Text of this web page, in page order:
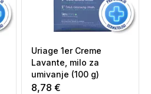
Uriage 1er Creme
Lavante, milo za
umivanje (100 g)
8,78 €